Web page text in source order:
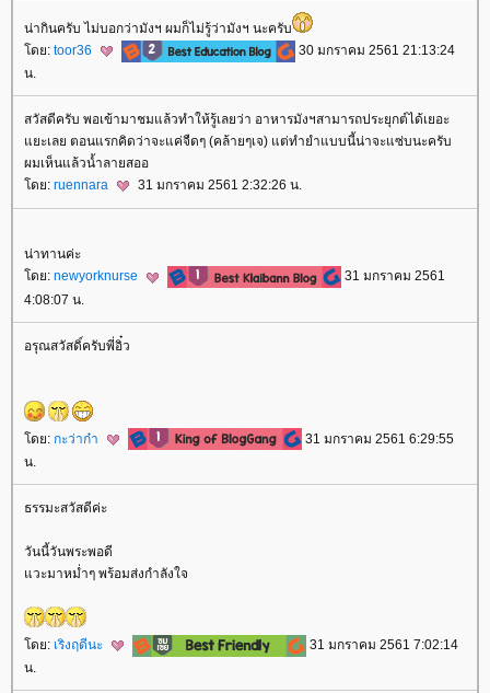
น่ากินครับ ไม่บอกว่ามังฯ ผมก็ไม่รู้ว่ามังฯ นะครับ
ดย: toor36
30 มกราคม 2561 21:13:24
น.
สวัสดีครับ พอเข้ามาชมแล้วทำให้รู้เลยว่า อาหารมังฯสามารถประยุกต์ได้เยอะ
ะเลย ตอนแรกคิดว่าจะแค่จืดๆ (คล้ายๆเจ) แต่ทำยำแบบนี้น่าจะแซ่บนะครับ
ผมเห็นแล้วน้ำลายสออ
ดย: ruennara 31 มกราคม 2561 2:32:26 น.
น่าทานค่ะ
ดย: newyorknurse
31 มกราคม 2561
4:08:07 น.
อรุณสวัสดิ์ครับพี่อิ๋ว
ดย: กะว่าก๋า
31 มกราคม 2561 6:29:55
น.
ธรรมะสวัสดีค่ะ
วันนี้วันพระพอดี
วะมาหม่ำๆ พร้อมส่งกำลังใจ
ดย: เริงฤดีนะ
31 มกราคม 2561 7:02:14
น.